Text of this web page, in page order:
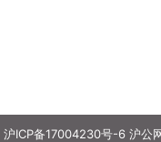
沪ICP备17004230号-6沪公